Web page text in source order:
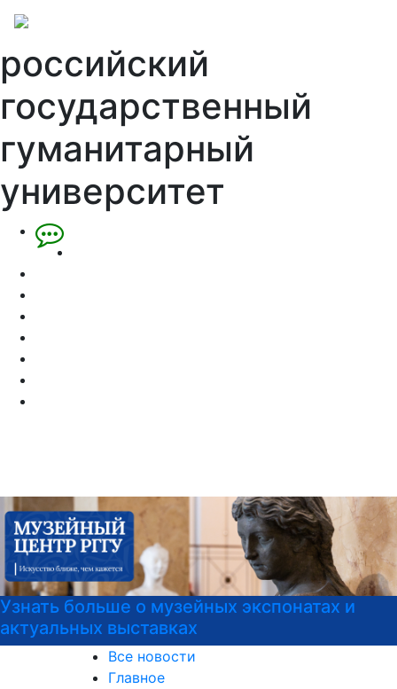
российский
государственный
гуманитарный
университет
Узнать больше о музейных экспонатах и
актуальных выставках
Все новости
Главное